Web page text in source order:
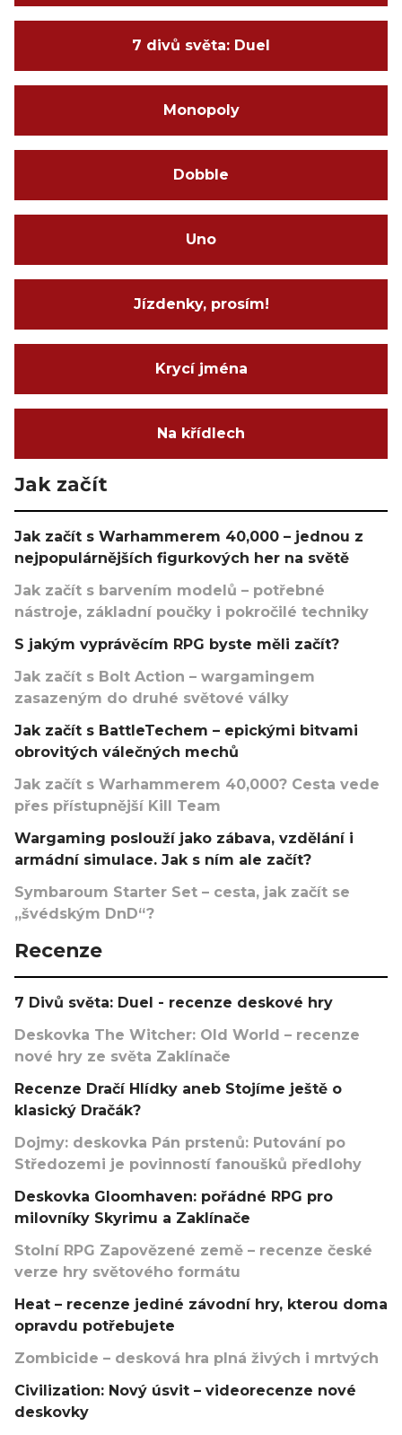
7 divů světa: Duel
Monopoly
Dobble
Uno
Jízdenky, prosím!
Krycí jména
Na křídlech
Jak začít
Jak začít s Warhammerem 40,000 – jednou z
nejpopulárnějších figurkových her na světě
Jak začít s barvením modelů – potřebné
nástroje, základní poučky i pokročilé techniky
S jakým vyprávěcím RPG byste měli začít?
Jak začít s Bolt Action – wargamingem
zasazeným do druhé světové války
Jak začít s BattleTechem – epickými bitvami
obrovitých válečných mechů
Jak začít s Warhammerem 40,000? Cesta vede
přes přístupnější Kill Team
Wargaming poslouží jako zábava, vzdělání i
armádní simulace. Jak s ním ale začít?
Symbaroum Starter Set – cesta, jak začít se
„švédským DnD“?
Recenze
7 Divů světa: Duel - recenze deskové hry
Deskovka The Witcher: Old World – recenze
nové hry ze světa Zaklínače
Recenze Dračí Hlídky aneb Stojíme ještě o
klasický Dračák?
Dojmy: deskovka Pán prstenů: Putování po
Středozemi je povinností fanoušků předlohy
Deskovka Gloomhaven: pořádné RPG pro
milovníky Skyrimu a Zaklínače
Stolní RPG Zapovězené země – recenze české
verze hry světového formátu
Heat – recenze jediné závodní hry, kterou doma
opravdu potřebujete
Zombicide – desková hra plná živých i mrtvých
Civilization: Nový úsvit – videorecenze nové
deskovky